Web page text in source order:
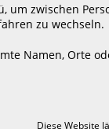
um zwischen
zu wechseln.
Namen, Orte
Diese Website